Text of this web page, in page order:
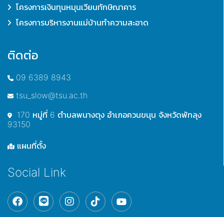
โครงการเงินทุนหมุนเวียนทักษิณาคาร
โครงการบริหารงานแม่บ้านทำความสะอาด
ติดต่อ
09 6389 8943
tsu_slow@tsu.ac.th
170 หมู่ที่ 6 ตำบลพนางตุง อำเภอควนขนุน จังหวัดพัทลุง
93150
แผนที่ตั้ง
Social Link